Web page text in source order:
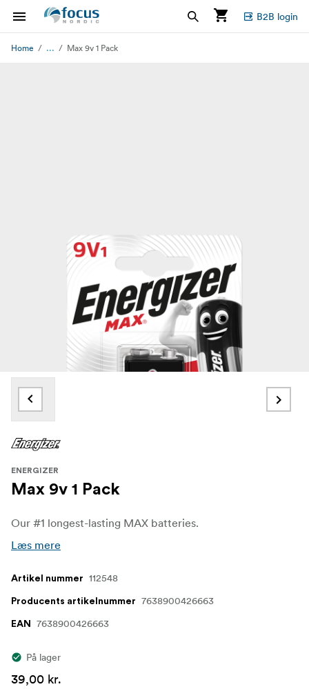
B2B login
Home ... Max 9v 1 Pack
ENERGIZER
Max 9v 1 Pack
Our #1 longest-lasting MAX batteries.
Læs mere
Artikel nummer 112548
Producents artikelnummer 7638900426663
EAN 7638900426663
På lager
39,00 kr.